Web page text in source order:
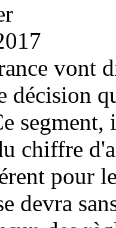
vont
décision
segment,
chiffre
pour
devra